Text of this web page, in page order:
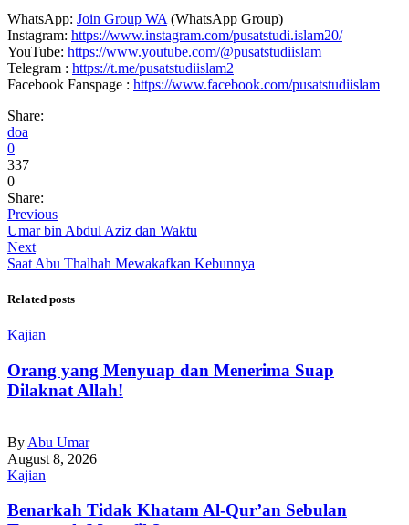
WhatsApp: Join Group WA (WhatsApp Group)
Instagram: https://www.instagram.com/pusatstudi.islam20/
YouTube: https://www.youtube.com/@pusatstudiislam
Telegram : https://t.me/pusatstudiislam2
Facebook Fanspage : https://www.facebook.com/pusatstudiislam
Share:
doa
0
337
0
Share:
Previous
Umar bin Abdul Aziz dan Waktu
Next
Saat Abu Thalhah Mewakafkan Kebunnya
Related posts
Kajian
Orang yang Menyuap dan Menerima Suap
Dilaknat Allah!
By Abu Umar
August 8, 2026
Kajian
Benarkah Tidak Khatam Al-Qur’an Sebulan